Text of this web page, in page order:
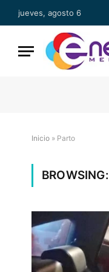
jueves, agosto 6
Inicio » Parto
BROWSING: